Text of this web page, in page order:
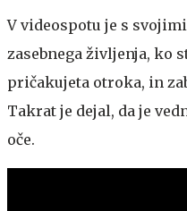
V videospotu je s
zasebnega življenja, ko
pričakujeta otroka, in
Takrat je dejal, da je
oče.